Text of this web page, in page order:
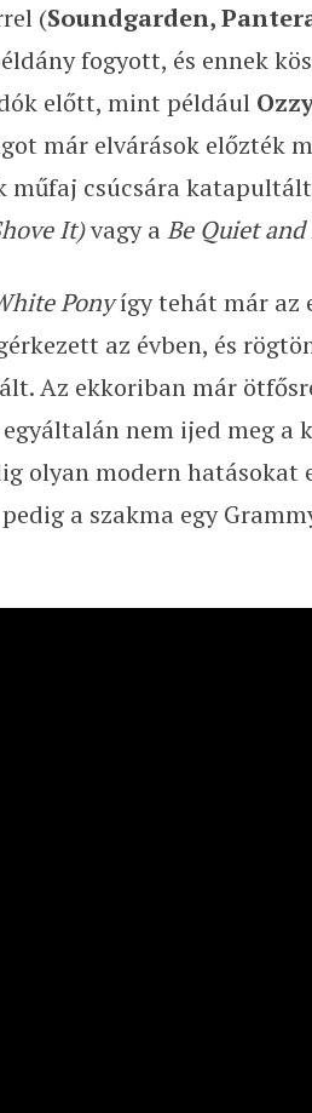
(Soundgarden,
fogyott, és ennek
előtt, mint például
már elvárások előzték
műfaj csúcsára
It)vagy a Be Quiet
Ponyígy tehát már az
az évben, és
Az ekkoriban már
nem ijed meg a
olyan modern hatásokat
a szakma egy